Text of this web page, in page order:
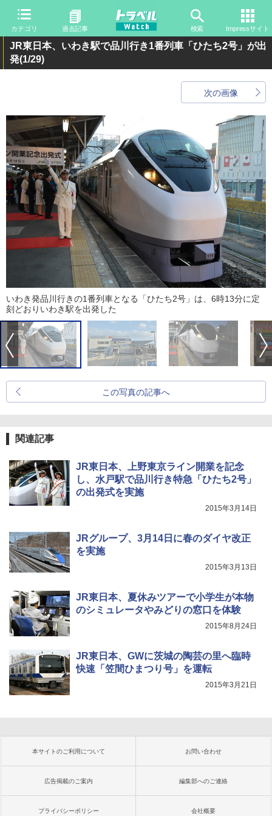
カテゴリ 過去記事 検索 Impressサイト
JR東日本、いわき駅で品川行き1番列車「ひたち2号」が出
発(1/29)
次の画像
いわき発品川行きの1番列車となる「ひたち2号」は、6時13分に定
刻どおりいわき駅を出発した
この写真の記事へ
関連記事
JR東日本、上野東京ライン開業を記念
し、水戸駅で品川行き特急「ひたち2号」
の出発式を実施
2015年3月14日
JRグループ、3月14日に春のダイヤ改正
を実施
2015年3月13日
JR東日本、夏休みツアーで小学生が本物
のシミュレータやみどりの窓口を体験
2015年8月24日
JR東日本、GWに茨城の陶芸の里へ臨時
快速「笠間ひまつり号」を運転
2015年3月21日
本サイトのご利用について お問い合わせ
広告掲載のご案内 編集部へのご連絡
プライバシーポリシー 会社概要